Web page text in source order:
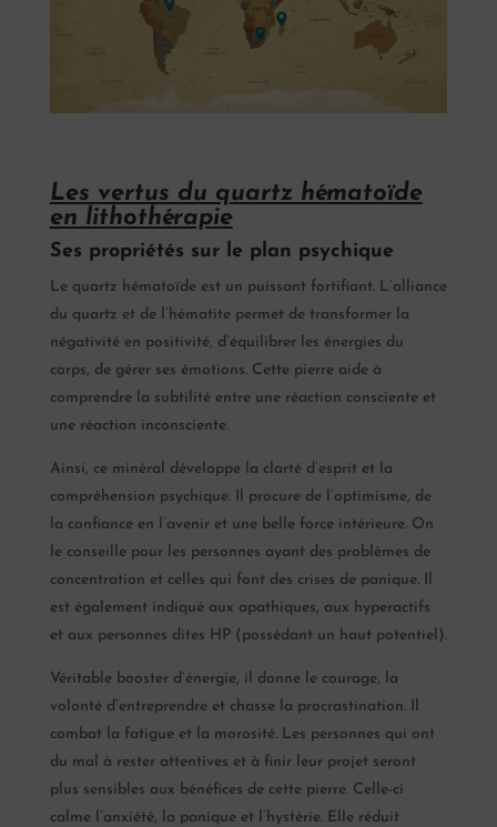
Les vertus du quartz hématoïde
en lithothérapie
Ses propriétés sur le plan psychique
Le quartz hématoïde est un puissant fortifiant. L’alliance
du quartz et de l’hématite permet de transformer la
négativité en positivité, d’équilibrer les énergies du
corps, de gérer ses émotions. Cette pierre aide à
comprendre la subtilité entre une réaction consciente et
une réaction inconsciente.
Ainsi, ce minéral développe la clarté d’esprit et la
compréhension psychique. Il procure de l’optimisme, de
la confiance en l’avenir et une belle force intérieure. On
le conseille pour les personnes ayant des problèmes de
concentration et celles qui font des crises de panique. Il
est également indiqué aux apathiques, aux hyperactifs
et aux personnes dites HP (possédant un haut potentiel).
Véritable booster d’énergie, il donne le courage, la
volonté d’entreprendre et chasse la procrastination. Il
combat la fatigue et la morosité. Les personnes qui ont
du mal à rester attentives et à finir leur projet seront
plus sensibles aux bénéfices de cette pierre. Celle-ci
calme l’anxiété, la panique et l’hystérie. Elle réduit